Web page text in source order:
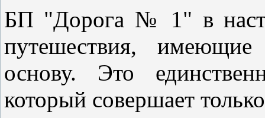
БП "Дорога № 1" в
путешествия,
основу. Это
который совершает